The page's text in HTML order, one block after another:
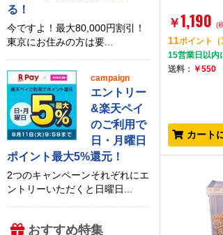
￥1,190 (
11ポイント （
15営業日以内
送料： ￥550
カート
る！
今ですよ！最大80,000円割引！
東京にお住みの方は要...
campaign
エントリー
&楽天ペイ
のご利用で
日・月曜日
ポイント最大5%還元！
2つのキャンペーンそれぞれにエ
ントリーいただくと日曜日...
おすすめ特集